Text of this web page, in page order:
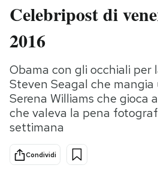
Italia
Politica
Tecnologia
Internet
Scienza
Cultura
Sport
Celebripost di
2016
Obama con gli occhiali per
Steven Seagal che mangia
Serena Williams che gioca
che valeva la pena
settimana
Condividi